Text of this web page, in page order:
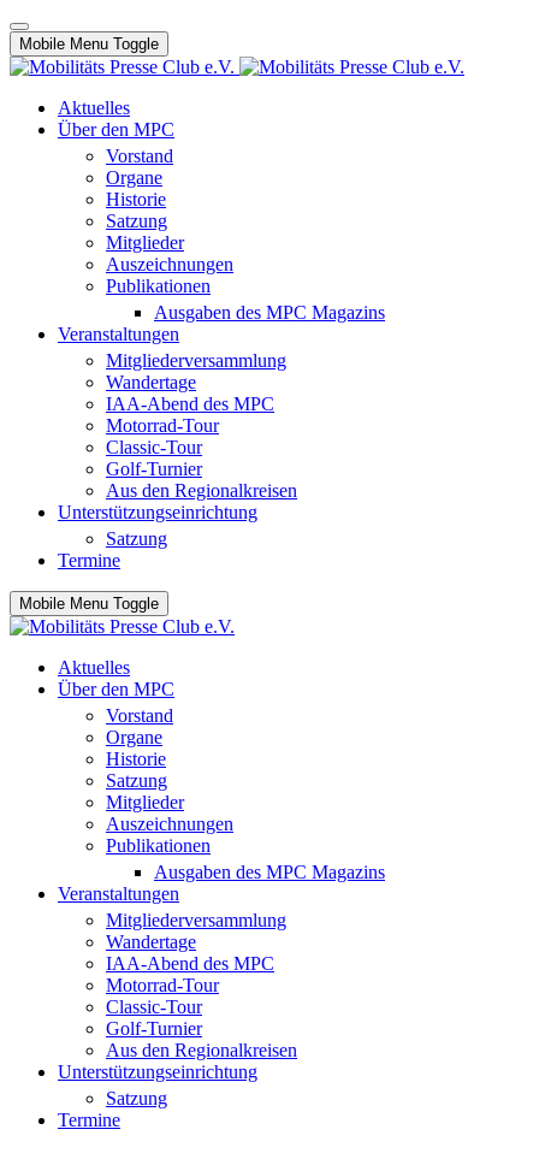
Mobile Menu Toggle
Aktuelles
Über den MPC
Vorstand
Organe
Historie
Satzung
Mitglieder
Auszeichnungen
Publikationen
Ausgaben des MPC Magazins
Veranstaltungen
Mitgliederversammlung
Wandertage
IAA-Abend des MPC
Motorrad-Tour
Classic-Tour
Golf-Turnier
Aus den Regionalkreisen
Unterstützungseinrichtung
Satzung
Termine
Mobile Menu Toggle
Aktuelles
Über den MPC
Vorstand
Organe
Historie
Satzung
Mitglieder
Auszeichnungen
Publikationen
Ausgaben des MPC Magazins
Veranstaltungen
Mitgliederversammlung
Wandertage
IAA-Abend des MPC
Motorrad-Tour
Classic-Tour
Golf-Turnier
Aus den Regionalkreisen
Unterstützungseinrichtung
Satzung
Termine